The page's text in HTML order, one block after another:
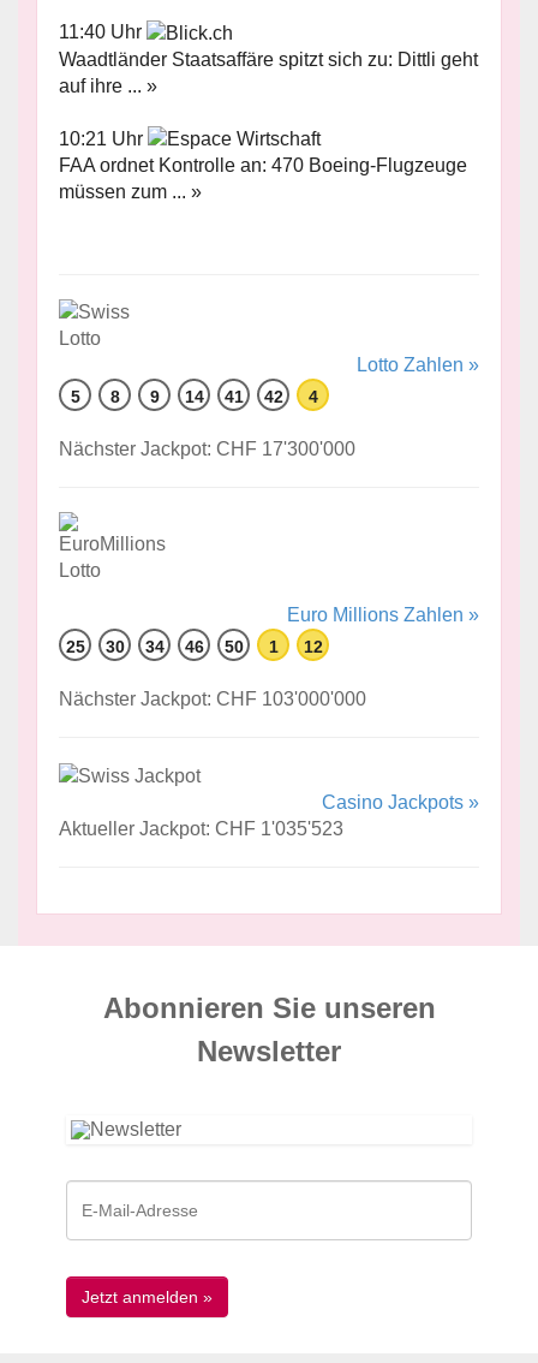
11:40 Uhr
Waadtländer Staatsaffäre spitzt sich zu: Dittli geht
auf ihre ... »
10:21 Uhr
FAA ordnet Kontrolle an: 470 Boeing-Flugzeuge
müssen zum ... »
Lotto Zahlen »
5 8 9 14 41 42 4
Nächster Jackpot: CHF 17'300'000
Euro Millions Zahlen »
25 30 34 46 50 1 12
Nächster Jackpot: CHF 103'000'000
Casino Jackpots »
Aktueller Jackpot: CHF 1'035'523
Abonnieren Sie unseren
News­letter